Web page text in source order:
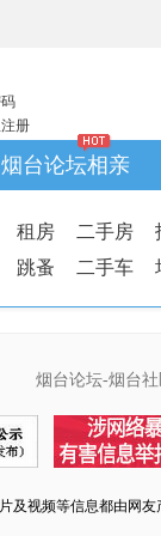
册
烟台论坛相亲
租房 二手房
跳蚤
二手车
烟台论坛-烟台社
及视频等信息都由网